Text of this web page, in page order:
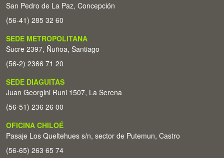
San Pedro de La Paz, Concepción
(56-41) 285 32 60
SEDE METROPOLITANA
Sucre 2397, Ñuñoa, Santiago
(56-2) 2366 71 20
SEDE DIAGUITAS
Juan Georgini Runi 1507, La Serena
(56-51) 236 26 00
OFICINA CHILOÉ
Pasaje Los Queltehues s/n, sector de Putemun, Castro
(56-65) 263 65 74